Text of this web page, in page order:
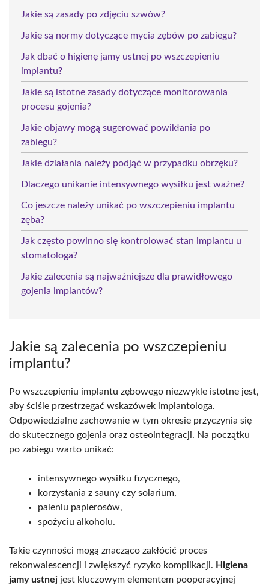
Jakie są zasady po zdjęciu szwów?
Jakie są normy dotyczące mycia zębów po zabiegu?
Jak dbać o higienę jamy ustnej po wszczepieniu
implantu?
Jakie są istotne zasady dotyczące monitorowania
procesu gojenia?
Jakie objawy mogą sugerować powikłania po
zabiegu?
Jakie działania należy podjąć w przypadku obrzęku?
Dlaczego unikanie intensywnego wysiłku jest ważne?
Co jeszcze należy unikać po wszczepieniu implantu
zęba?
Jak często powinno się kontrolować stan implantu u
stomatologa?
Jakie zalecenia są najważniejsze dla prawidłowego
gojenia implantów?
Jakie są zalecenia po wszczepieniu
implantu?
Po wszczepieniu implantu zębowego niezwykle istotne jest,
aby ściśle przestrzegać wskazówek implantologa.
Odpowiedzialne zachowanie w tym okresie przyczynia się
do skutecznego gojenia oraz osteointegracji. Na początku
po zabiegu warto unikać:
intensywnego wysiłku fizycznego,
korzystania z sauny czy solarium,
paleniu papierosów,
spożyciu alkoholu.
Takie czynności mogą znacząco zakłócić proces
rekonwalescencji i zwiększyć ryzyko komplikacji. Higiena
jamy ustnej jest kluczowym elementem pooperacyjnej